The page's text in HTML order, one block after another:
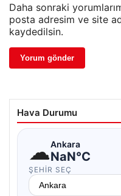
Daha sonraki
posta adresim ve site
kaydedilsin.
Hava Durumu
☁Ankara
NaN°C
ŞEHIR SEÇ